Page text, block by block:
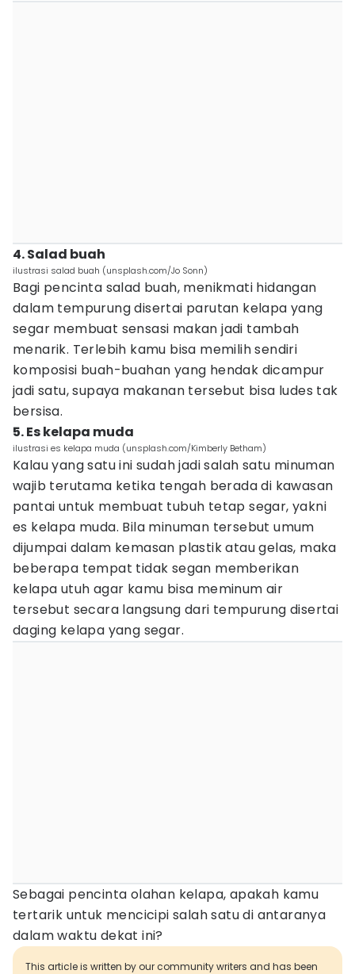
4. Salad buah
ilustrasi salad buah (unsplash.com/Jo Sonn)
Bagi pencinta salad buah, menikmati hidangan
dalam tempurung disertai parutan kelapa yang
segar membuat sensasi makan jadi tambah
menarik. Terlebih kamu bisa memilih sendiri
komposisi buah-buahan yang hendak dicampur
jadi satu, supaya makanan tersebut bisa ludes tak
bersisa.
5. Es kelapa muda
ilustrasi es kelapa muda (unsplash.com/Kimberly Betham)
Kalau yang satu ini sudah jadi salah satu minuman
wajib terutama ketika tengah berada di kawasan
pantai untuk membuat tubuh tetap segar, yakni
es kelapa muda. Bila minuman tersebut umum
dijumpai dalam kemasan plastik atau gelas, maka
beberapa tempat tidak segan memberikan
kelapa utuh agar kamu bisa meminum air
tersebut secara langsung dari tempurung disertai
daging kelapa yang segar.
Sebagai pencinta olahan kelapa, apakah kamu
tertarik untuk mencicipi salah satu di antaranya
dalam waktu dekat ini?
This article is written by our community writers and has been